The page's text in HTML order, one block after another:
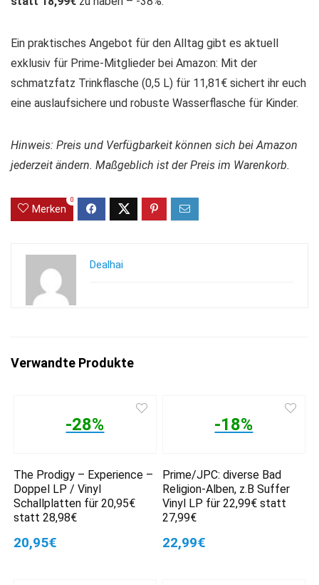
Ein praktisches Angebot für den Alltag gibt es aktuell
exklusiv für Prime-Mitglieder bei Amazon: Mit der
schmatzfatz Trinkflasche (0,5 L) für 11,81€ sichert ihr euch
eine auslaufsichere und robuste Wasserflasche für Kinder.
Hinweis: Preis und Verfügbarkeit können sich bei Amazon
jederzeit ändern. Maßgeblich ist der Preis im Warenkorb.
Merken
0
Dealhai
Verwandte Produkte
-28%
The Prodigy – Experience –
Doppel LP / Vinyl
Schallplatten für 20,95€
statt 28,98€
20,95€
-18%
Prime/JPC: diverse Bad
Religion-Alben, z.B Suffer
Vinyl LP für 22,99€ statt
27,99€
22,99€